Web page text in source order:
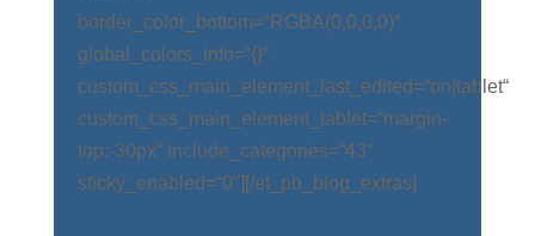
border_color_bottom=“RGBA(0,0,0,0)“
global_colors_info=“{}“
custom_css_main_element_last_edited=“on|tablet“
custom_css_main_element_tablet=“margin-
top:-30px“ include_categories=“43″
sticky_enabled=“0″][/et_pb_blog_extras]